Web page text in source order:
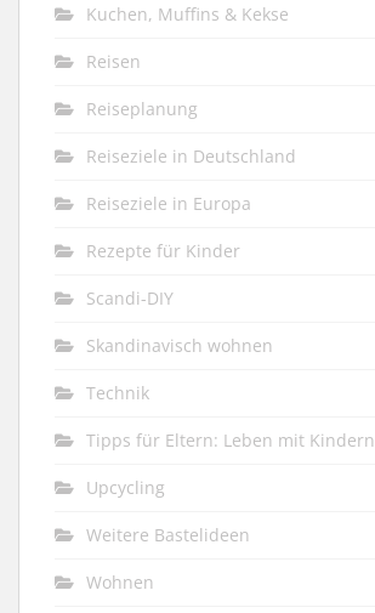
Kuchen, Muffins & Kekse
Reisen
Reiseplanung
Reiseziele in Deutschland
Reiseziele in Europa
Rezepte für Kinder
Scandi-DIY
Skandinavisch wohnen
Technik
Tipps für Eltern: Leben mit Kindern
Upcycling
Weitere Bastelideen
Wohnen